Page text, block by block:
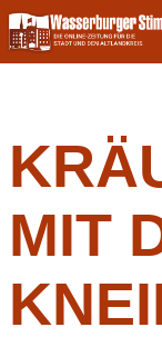
Skip
to
content
MIT